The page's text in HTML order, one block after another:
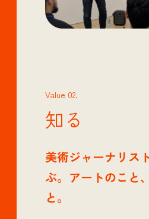
Value 02.
知る
美術ジャーナリス
ぶ。アートのこと
と。